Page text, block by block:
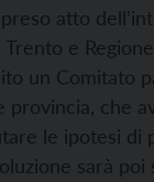
atto
e
un Comitato
provincia, che
le ipotesi di
sarà poi